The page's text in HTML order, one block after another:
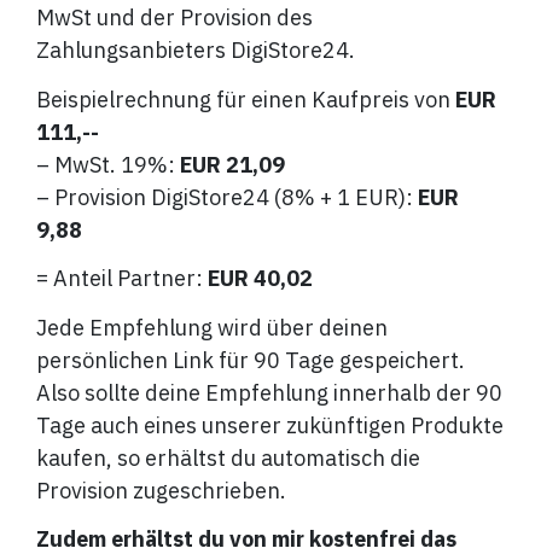
MwSt und der Provision des
Zahlungsanbieters DigiStore24.
Beispielrechnung für einen Kaufpreis von EUR
111,--
– MwSt. 19%: EUR 21,09
– Provision DigiStore24 (8% + 1 EUR): EUR
9,88
= Anteil Partner: EUR 40,02
Jede Empfehlung wird über deinen
persönlichen Link für 90 Tage gespeichert.
Also sollte deine Empfehlung innerhalb der 90
Tage auch eines unserer zukünftigen Produkte
kaufen, so erhältst du automatisch die
Provision zugeschrieben.
Zudem erhältst du von mir kostenfrei das